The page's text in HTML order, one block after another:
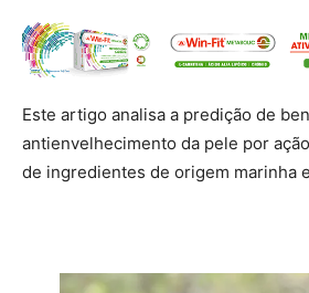
Este artigo analisa a predição de
antienvelhecimento da pele por
de ingredientes de origem marinha